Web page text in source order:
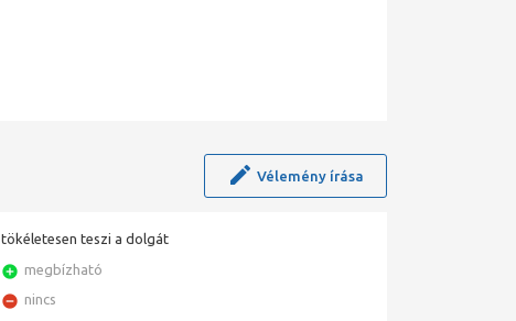
Vélemény írása
tökéletesen teszi a dolgát
megbízható
nincs